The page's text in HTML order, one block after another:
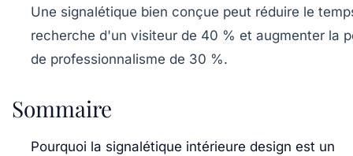
Une signalétique bien conçue peut réduire le
recherche d'un visiteur de 40 % et augmenter la
de professionnalisme de 30 %.
Sommaire
Pourquoi la signalétique intérieure design est un